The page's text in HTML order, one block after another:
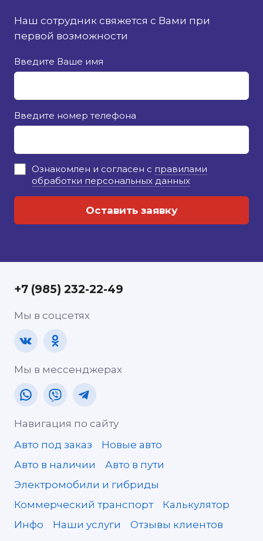
Наш сотрудник свяжется с Вами при
первой возможности
Введите Ваше имя
Введите номер телефона
Ознакомлен и согласен с правилами
обработки персональных данных
+7 (985) 232-22-49
Мы в соцсетях
Мы в мессенджерах
Навигация по сайту
Авто под заказ
Новые авто
Авто в наличии
Авто в пути
Электромобили и гибриды
Коммерческий транспорт
Калькулятор
Инфо
Наши услуги
Отзывы клиентов